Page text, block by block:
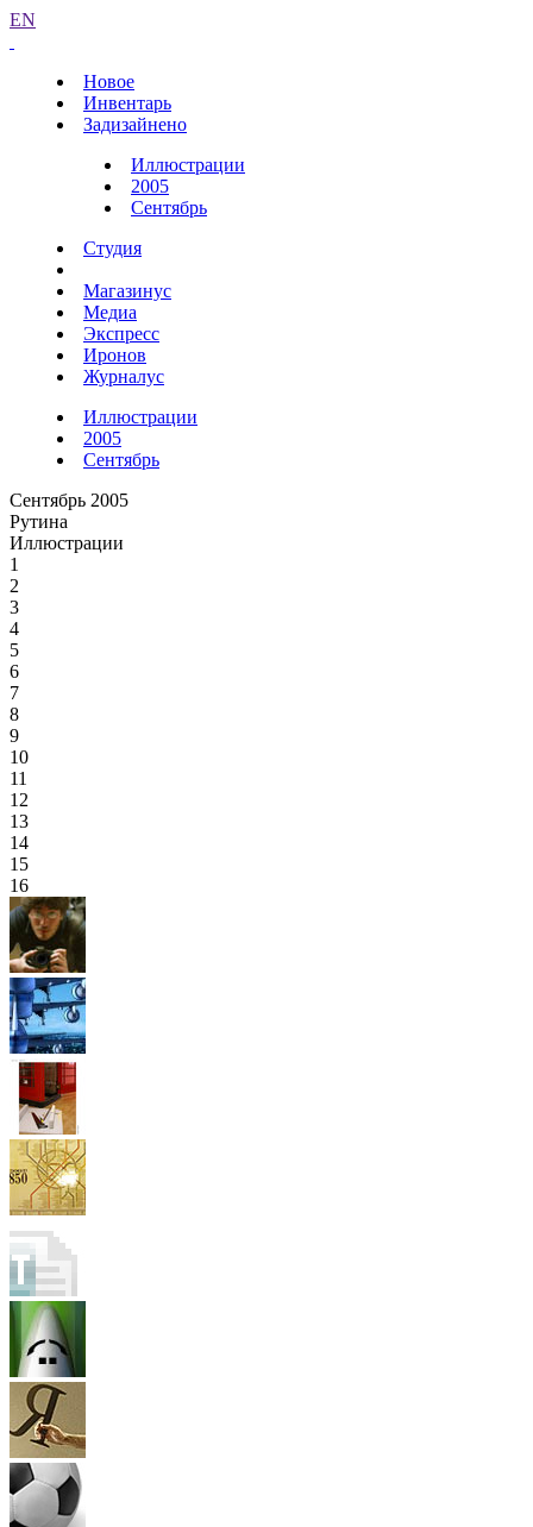
EN
Новое
Инвентарь
Задизайнено
Иллюстрации
2005
Сентябрь
Студия
Магазинус
Медиа
Экспресс
Иронов
Журналус
Иллюстрации
2005
Сентябрь
Сентябрь 2005
Рутина
Иллюстрации
1
2
3
4
5
6
7
8
9
10
11
12
13
14
15
16